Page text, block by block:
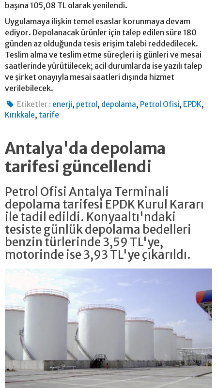
başına 105,08 TL olarak yenilendi.
Uygulamaya ilişkin temel esaslar korunmaya devam
ediyor. Depolanacak ürünler için talep edilen süre 180
günden az olduğunda tesis erişim talebi reddedilecek.
Teslim alma ve teslim etme süreçleri iş günleri ve mesai
saatlerinde yürütülecek; acil durumlarda ise yazılı talep
ve şirket onayıyla mesai saatleri dışında hizmet
verilebilecek.
Etiketler : enerji, petrol , depolama, Petrol Ofisi, EPDK,
Kırıkkale, tarife
Antalya'da depolama
tarifesi güncellendi
Petrol Ofisi Antalya Terminali
depolama tarifesi EPDK Kurul Kararı
ile tadil edildi. Konyaaltı'ndaki
tesiste günlük depolama bedelleri
benzin türlerinde 3,59 TL'ye,
motorinde ise 3,93 TL'ye çıkarıldı.